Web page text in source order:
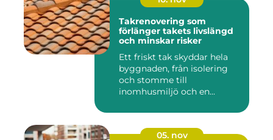
Takrenovering som
förlänger takets livslängd
och minskar risker
Ett friskt tak skyddar hela
byggnaden, från isolering
och stomme till
inomhusmiljö och en...
05. nov